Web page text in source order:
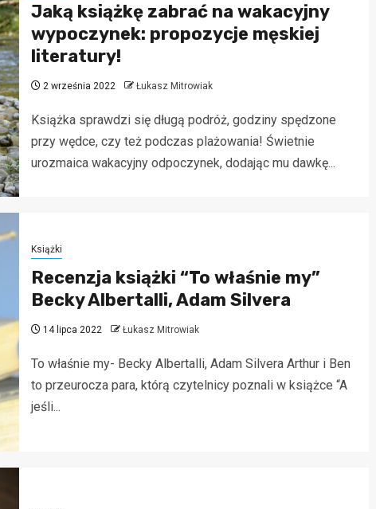
Jaką książkę zabrać na wakacyjny
wypoczynek: propozycje męskiej
literatury!
2 września 2022 Łukasz Mitrowiak
Książka sprawdzi się długą podróż, godziny spędzone
przy wędce, czy też podczas plażowania! Świetnie
urozmaica wakacyjny odpoczynek, dodając mu dawkę...
Książki
Recenzja książki “To właśnie my”
Becky Albertalli, Adam Silvera
14 lipca 2022 Łukasz Mitrowiak
To właśnie my- Becky Albertalli, Adam Silvera Arthur i Ben
to przeurocza para, którą czytelnicy poznali w książce “A
jeśli...